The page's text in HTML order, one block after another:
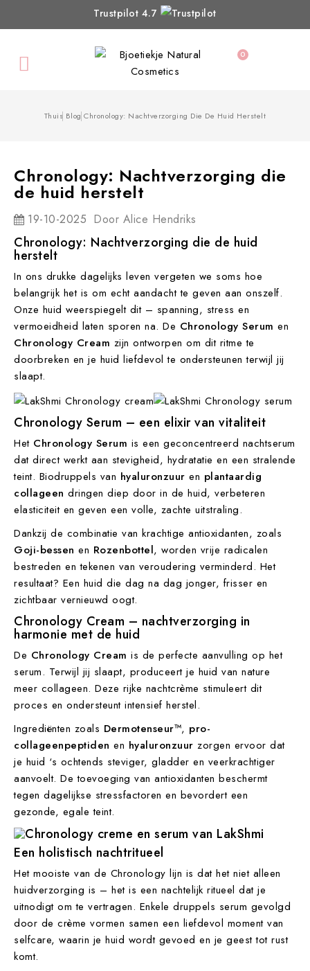
Trustpilot 4.7
 0
Thuis Blog Chronology: Nachtverzorging Die De Huid Herstelt
Chronology: Nachtverzorging die
de huid herstelt
19-10-2025 Door Alice Hendriks
Chronology: Nachtverzorging die de huid
herstelt
In ons drukke dagelijks leven vergeten we soms hoe
belangrijk het is om echt aandacht te geven aan onszelf.
Onze huid weerspiegelt dit – spanning, stress en
vermoeidheid laten sporen na. De Chronology Serum en
Chronology Cream zijn ontworpen om dit ritme te
doorbreken en je huid liefdevol te ondersteunen terwijl jij
slaapt.
Chronology Serum – een elixir van vitaliteit
Het Chronology Serum is een geconcentreerd nachtserum
dat direct werkt aan stevigheid, hydratatie en een stralende
teint. Biodruppels van hyaluronzuur en plantaardig
collageen dringen diep door in de huid, verbeteren
elasticiteit en geven een volle, zachte uitstraling.
Dankzij de combinatie van krachtige antioxidanten, zoals
Goji-bessen en Rozenbottel, worden vrije radicalen
bestreden en tekenen van veroudering verminderd. Het
resultaat? Een huid die dag na dag jonger, frisser en
zichtbaar vernieuwd oogt.
Chronology Cream – nachtverzorging in
harmonie met de huid
De Chronology Cream is de perfecte aanvulling op het
serum. Terwijl jij slaapt, produceert je huid van nature
meer collageen. Deze rijke nachtcrème stimuleert dit
proces en ondersteunt intensief herstel.
Ingrediënten zoals Dermotenseur™, pro-
collageenpeptiden en hyaluronzuur zorgen ervoor dat
je huid ‘s ochtends steviger, gladder en veerkrachtiger
aanvoelt. De toevoeging van antioxidanten beschermt
tegen dagelijkse stressfactoren en bevordert een
gezonde, egale teint.
Een holistisch nachtritueel
Het mooiste van de Chronology lijn is dat het niet alleen
huidverzorging is – het is een nachtelijk ritueel dat je
uitnodigt om te vertragen. Enkele druppels serum gevolgd
door de crème vormen samen een liefdevol moment van
selfcare, waarin je huid wordt gevoed en je geest tot rust
komt.